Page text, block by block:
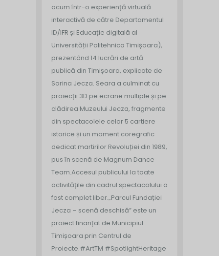
acum într-o experiență virtuală
interactivă de către Departamentul
ID/IFR și Educație digitală al
Universității Politehnica Timișoara),
prezentând 14 lucrări de artă
publică din Timișoara, explicate de
Sorina Jecza. Seara a culminat cu
proiecții 3D pe ecrane multiple și pe
clădirea Muzeului Jecza, fragmente
din spectacolele celor 5 cartiere
istorice și un moment coregrafic
dedicat martirilor Revoluției din 1989,
pus în scenă de Magnum Dance
Team.Accesul publicului la toate
activitățile din cadrul spectacolului a
fost complet liber.„Parcul Fundației
Jecza – scenă deschisă” este un
proiect finanțat de Municipiul
Timișoara prin Centrul de
Proiecte.#ArtTM #SpotlightHeritage